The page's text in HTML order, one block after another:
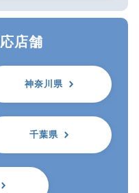
店舗
神奈川県
千葉県